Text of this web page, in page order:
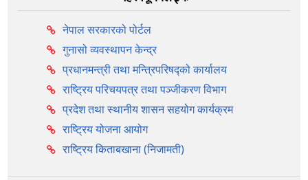
नेपाल सरकारको पोर्टल
गुनासो व्यवस्थापन केन्द्र
प्रधानमन्त्री तथा मन्त्रिपरिषद्को कार्यालय
राष्ट्रिय परिचयपत्र तथा पञ्‍जीकरण विभाग
प्रदेश तथा स्थानीय शासन सहयोग कार्यक्रम
राष्ट्रिय योजना आयोग
राष्ट्रिय किताबखाना (निजामती)